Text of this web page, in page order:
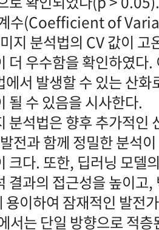
수(Coefficient of
지 분석법의 CV 값이 고
더 우수함을 확인하였다
에서 발생할 수 있는 산
될 수 있음을 시사한다.
분석법은 향후 추가적인
전과 함께 정밀한 분석
크다. 또한, 딥러닝 모델
결과의 접근성을 높이고
이하여 잠재적인 발전
서는 단일 방향으로 적